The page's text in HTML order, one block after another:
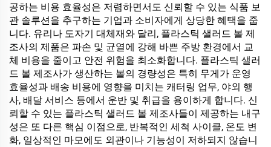
공하는 비용 효율성은 저렴하면서도 신뢰할 수 있는 식품 보
관 솔루션을 추구하는 기업과 소비자에게 상당한 혜택을 줍
니다. 유리나 도자기 대체재와 달리, 플라스틱 샐러드 볼 제
조사의 제품은 파손 및 균열에 강해 바쁜 주방 환경에서 교
체 비용을 줄이고 안전 위험을 최소화합니다. 플라스틱 샐러
드 볼 제조사가 생산하는 볼의 경량성은 특히 무게가 운영
효율성과 배송 비용에 영향을 미치는 캐터링 업무, 야외 행
사, 배달 서비스 등에서 운반 및 취급을 용이하게 합니다. 신
뢰할 수 있는 플라스틱 샐러드 볼 제조사들이 제공하는 내구
성은 또 다른 핵심 이점으로, 반복적인 세척 사이클, 온도 변
화, 일상적인 마모에도 외관이나 기능성이 저하되지 않습니